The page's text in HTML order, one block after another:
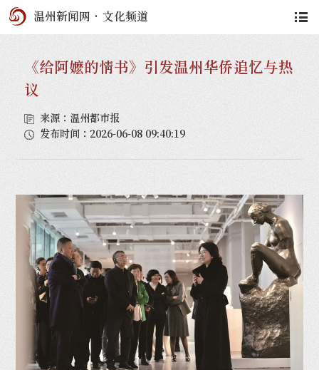
温州新闻网 · 文化频道
《给阿嬷的情书》引发温州华侨追忆与热
议
来源：温州都市报
发布时间：2026-06-08 09:40:19